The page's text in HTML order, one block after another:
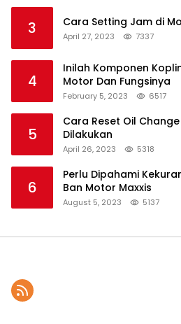
3 Cara Setting Jam di
April 27, 2023 7337
4
Inilah Komponen
Motor Dan Fungsinya
February 5, 2023 6517
5
Cara Reset Oil Change
Dilakukan
April 26, 2023 5318
6
Perlu Dipahami
Ban Motor Maxxis
August 5, 2023 5137